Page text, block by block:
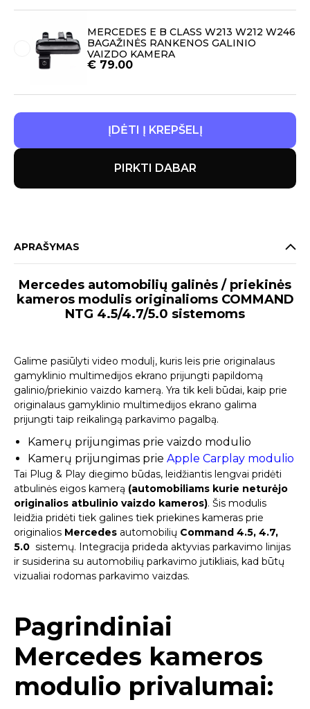
MERCEDES E B CLASS W213 W212 W246
BAGAŽINĖS RANKENOS GALINIO
VAIZDO KAMERA
€ 79.00
ĮDĖTI Į KREPŠELĮ
PIRKTI DABAR
APRAŠYMAS
Mercedes automobilių galinės / priekinės
kameros modulis originalioms COMMAND
NTG 4.5/4.7/5.0 sistemoms
Galime pasiūlyti video modulį, kuris leis prie originalaus
gamyklinio multimedijos ekrano prijungti papildomą
galinio/priekinio vaizdo kamerą. Yra tik keli būdai, kaip prie
originalaus gamyklinio multimedijos ekrano galima
prijungti taip reikalingą parkavimo pagalbą.
Kamerų prijungimas prie vaizdo modulio
Kamerų prijungimas prie Apple Carplay modulio
Tai Plug & Play diegimo būdas, leidžiantis lengvai pridėti
atbulinės eigos kamerą (automobiliams kurie neturėjo
originalios atbulinio vaizdo kameros). Šis modulis
leidžia pridėti tiek galines tiek priekines kameras prie
originalios Mercedes automobilių Command 4.5, 4.7,
5.0 sistemų. Integracija prideda aktyvias parkavimo linijas
ir susiderina su automobilių parkavimo jutikliais, kad būtų
vizualiai rodomas parkavimo vaizdas.
Pagrindiniai
Mercedes kameros
modulio privalumai: